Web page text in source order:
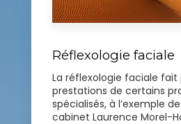
Réflexologie faciale
La réflexologie faciale fait
prestations de certains
spécialisés, à l’exemple
cabinet Laurence Morel-